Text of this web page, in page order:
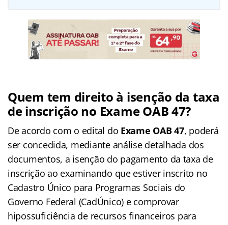
Quem tem direito à isenção da taxa
de inscrição no Exame OAB 47?
De acordo com o edital do Exame OAB 47, poderá
ser concedida, mediante análise detalhada dos
documentos, a isenção do pagamento da taxa de
inscrição ao examinando que estiver inscrito no
Cadastro Único para Programas Sociais do
Governo Federal (CadÚnico) e comprovar
hipossuficiência de recursos financeiros para